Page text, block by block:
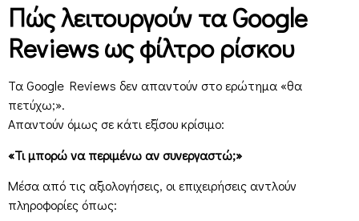
Πώς λειτουργούν τα Google
Reviews ως φίλτρο ρίσκου
Τα Google Reviews δεν απαντούν στο ερώτημα «θα
πετύχω;».
Απαντούν όμως σε κάτι εξίσου κρίσιμο:
«Τι μπορώ να περιμένω αν συνεργαστώ;»
Μέσα από τις αξιολογήσεις, οι επιχειρήσεις αντλούν
πληροφορίες όπως: